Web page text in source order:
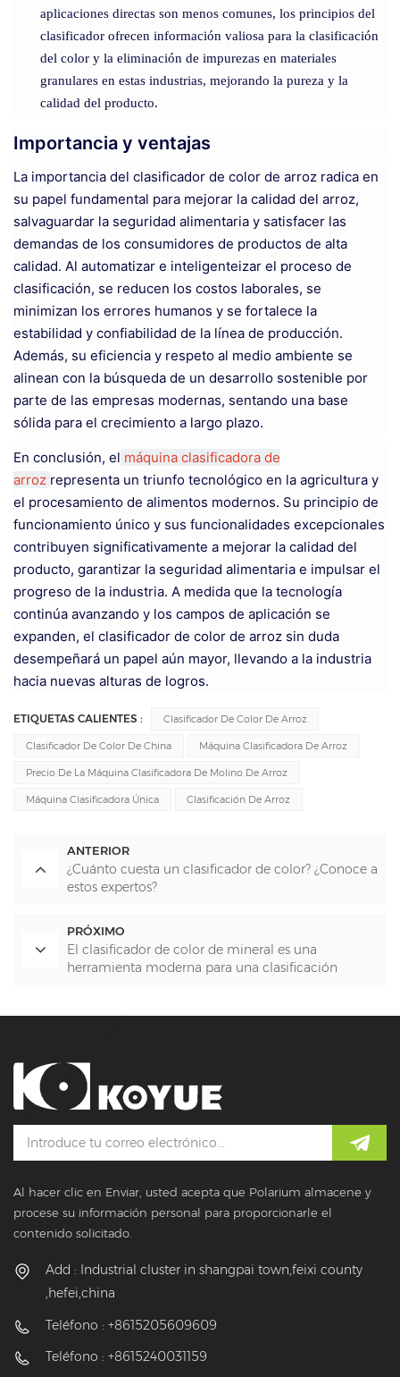
aplicaciones directas son menos comunes, los principios del
clasificador ofrecen información valiosa para la clasificación
del color y la eliminación de impurezas en materiales
granulares en estas industrias, mejorando la pureza y la
calidad del producto.
Importancia y ventajas
La importancia del clasificador de color de arroz radica en
su papel fundamental para mejorar la calidad del arroz,
salvaguardar la seguridad alimentaria y satisfacer las
demandas de los consumidores de productos de alta
calidad. Al automatizar e inteligenteizar el proceso de
clasificación, se reducen los costos laborales, se
minimizan los errores humanos y se fortalece la
estabilidad y confiabilidad de la línea de producción.
Además, su eficiencia y respeto al medio ambiente se
alinean con la búsqueda de un desarrollo sostenible por
parte de las empresas modernas, sentando una base
sólida para el crecimiento a largo plazo.
En conclusión, el máquina clasificadora de
arroz representa un triunfo tecnológico en la agricultura y
el procesamiento de alimentos modernos. Su principio de
funcionamiento único y sus funcionalidades excepcionales
contribuyen significativamente a mejorar la calidad del
producto, garantizar la seguridad alimentaria e impulsar el
progreso de la industria. A medida que la tecnología
continúa avanzando y los campos de aplicación se
expanden, el clasificador de color de arroz sin duda
desempeñará un papel aún mayor, llevando a la industria
hacia nuevas alturas de logros.
ETIQUETAS CALIENTES : Clasificador De Color De Arroz
Clasificador De Color De China Máquina Clasificadora De Arroz
Precio De La Máquina Clasificadora De Molino De Arroz
Máquina Clasificadora Única Clasificación De Arroz
ANTERIOR
¿Cuánto cuesta un clasificador de color? ¿Conoce a
estos expertos?
PRÓXIMO
El clasificador de color de mineral es una
herramienta moderna para una clasificación
Al hacer clic en Enviar, usted acepta que Polarium almacene y
procese su información personal para proporcionarle el
contenido solicitado.
Add : Industrial cluster in shangpai town,feixi county
,hefei,china
Teléfono : +8615205609609
Teléfono : +8615240031159